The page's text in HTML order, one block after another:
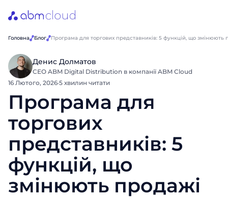
Головна Блог Програма для торгових представників: 5 функцій, що змінюють
Денис Долматов
СЕО ABM Digital Distribution в компанії ABM Cloud
16 Лютого, 2026·5 хвилин читати
Програма для
торгових
представників: 5
функцій, що
змінюють продажі